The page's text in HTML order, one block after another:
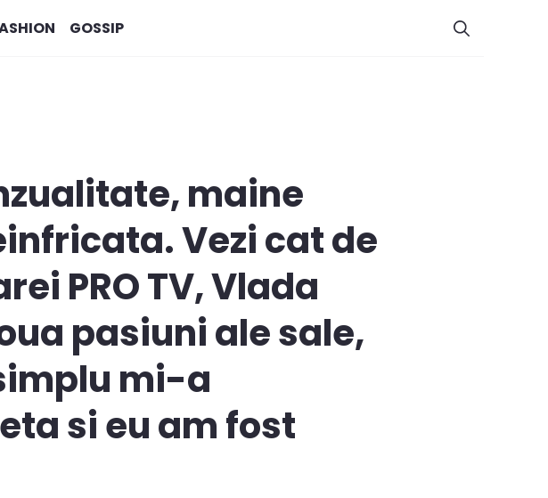
GOSSIP
maine
Vezi cat de
PRO TV, Vlada
pasiuni ale sale,
mi-a
si eu am fost